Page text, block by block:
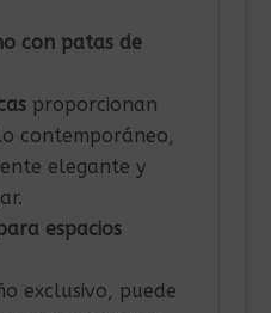
con patas de
proporcionan
contemporáneo,
elegante y
espacios
exclusivo, puede